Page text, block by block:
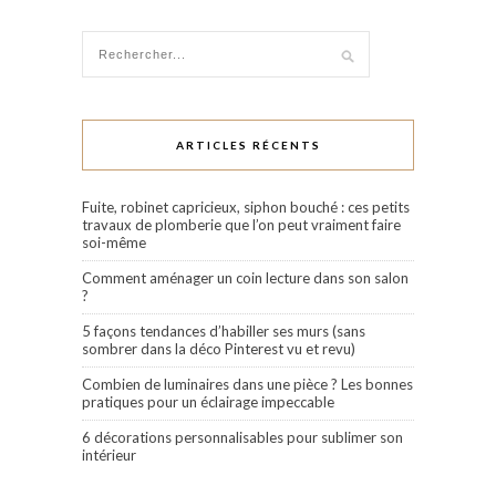
ARTICLES RÉCENTS
Fuite, robinet capricieux, siphon bouché : ces petits
travaux de plomberie que l’on peut vraiment faire
soi-même
Comment aménager un coin lecture dans son salon
?
5 façons tendances d’habiller ses murs (sans
sombrer dans la déco Pinterest vu et revu)
Combien de luminaires dans une pièce ? Les bonnes
pratiques pour un éclairage impeccable
6 décorations personnalisables pour sublimer son
intérieur